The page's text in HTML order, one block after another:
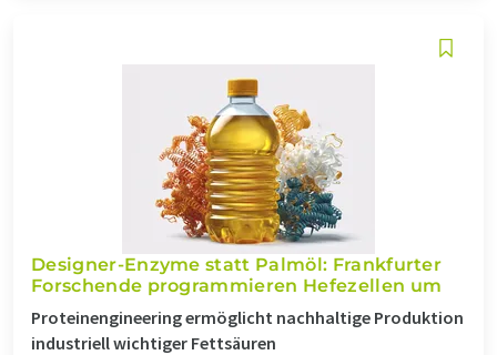
Designer-Enzyme statt Palmöl: Frankfurter
Forschende programmieren Hefezellen um
Proteinengineering ermöglicht nachhaltige Produktion
industriell wichtiger Fettsäuren